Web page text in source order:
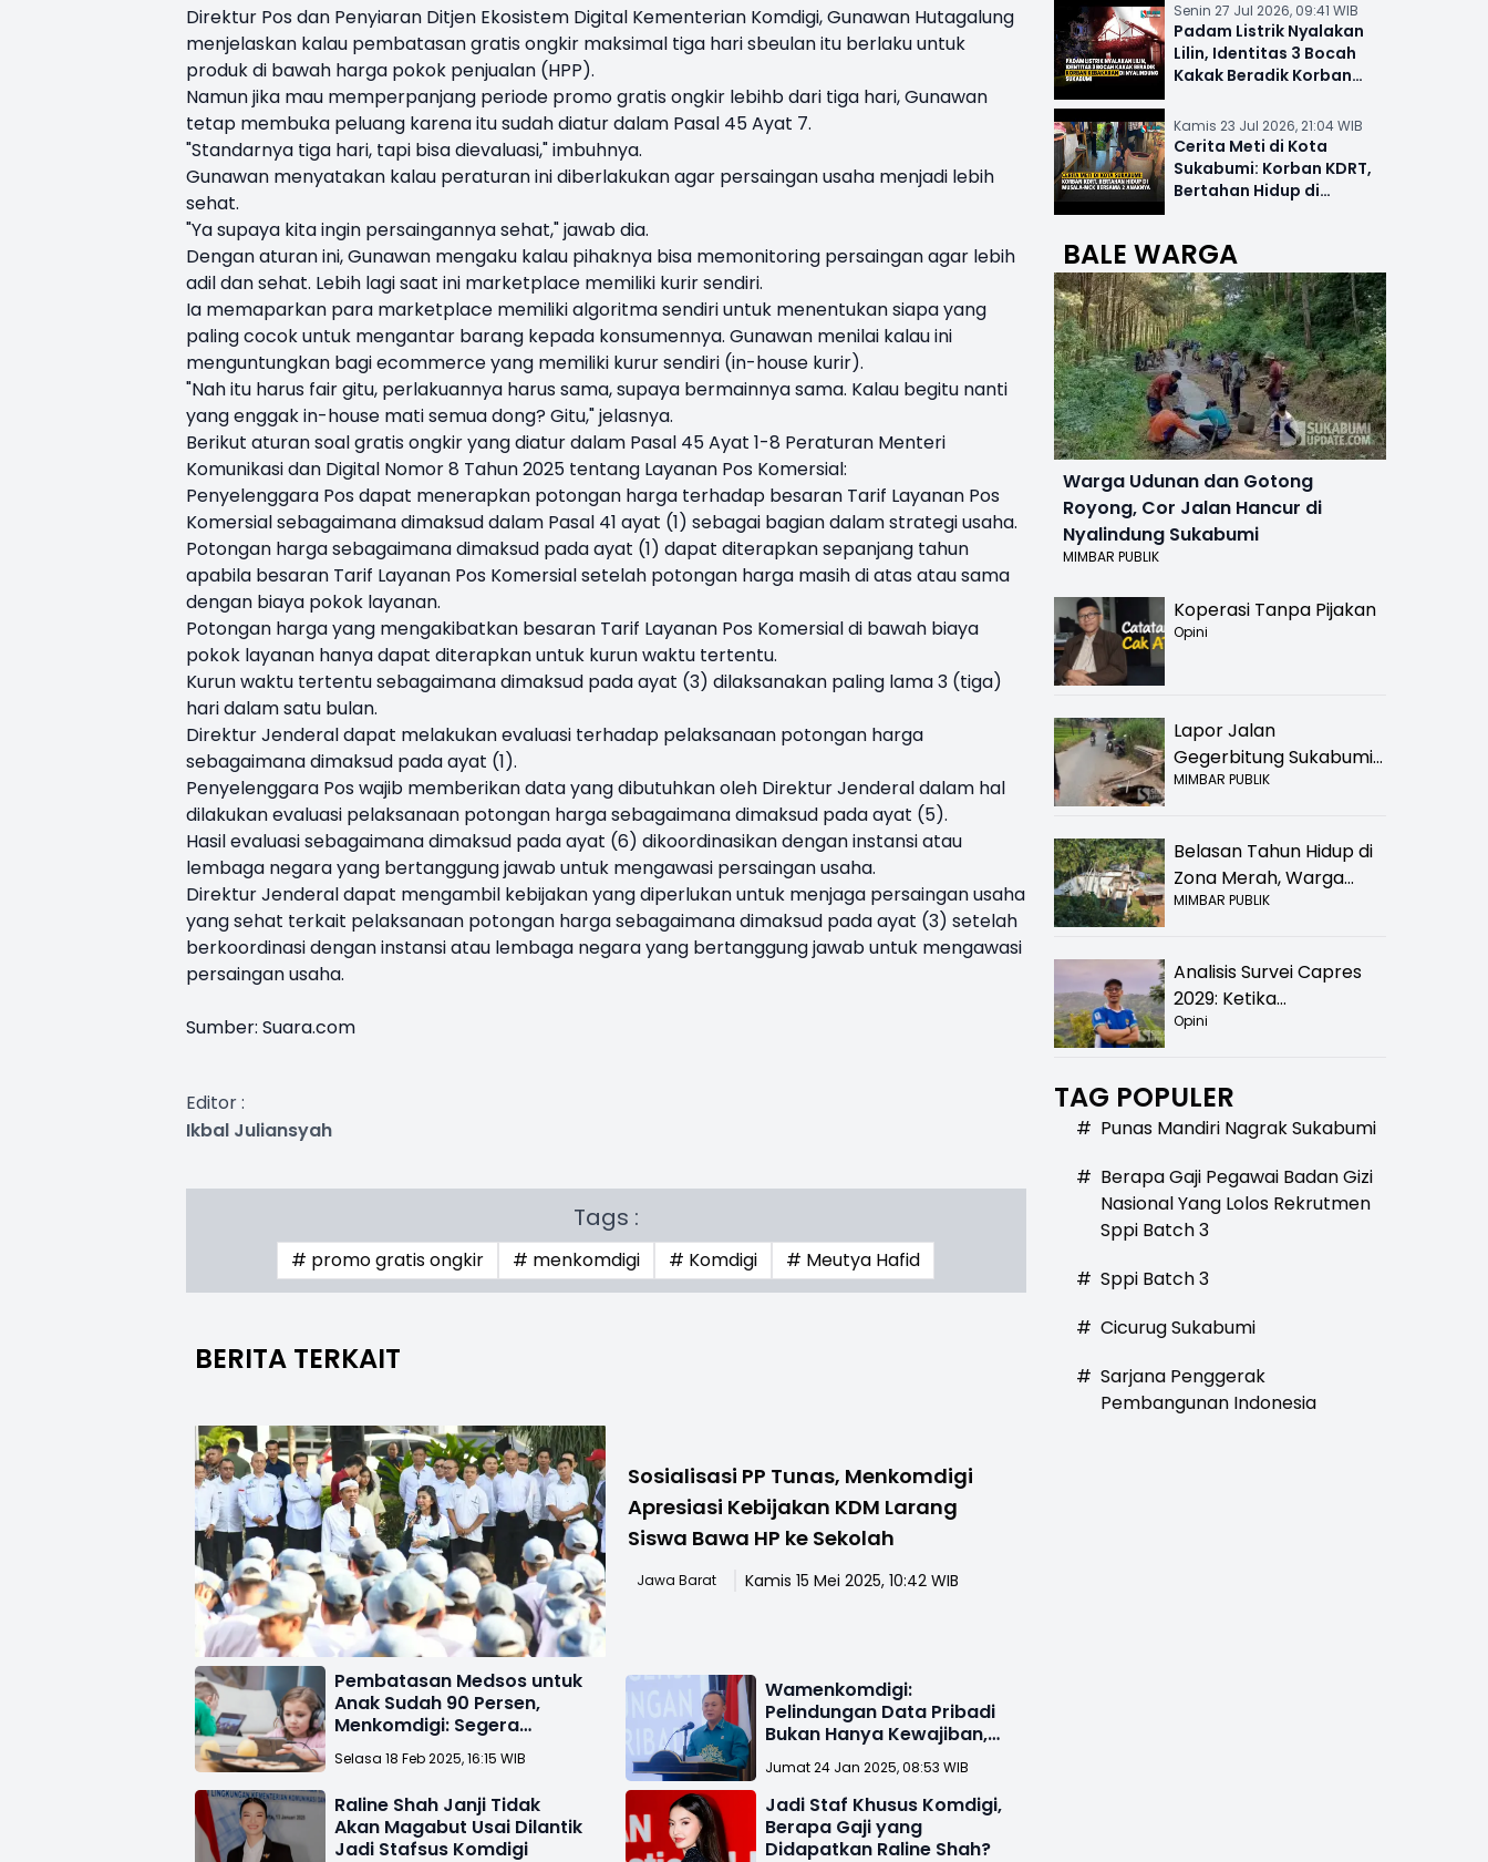
Direktur Pos dan Penyiaran Ditjen Ekosistem Digital Kementerian Komdigi, Gunawan Hutagalung
menjelaskan kalau pembatasan gratis ongkir maksimal tiga hari sbeulan itu berlaku untuk
produk di bawah harga pokok penjualan (HPP).
Namun jika mau memperpanjang periode promo gratis ongkir lebihb dari tiga hari, Gunawan
tetap membuka peluang karena itu sudah diatur dalam Pasal 45 Ayat 7.
"Standarnya tiga hari, tapi bisa dievaluasi," imbuhnya.
Gunawan menyatakan kalau peraturan ini diberlakukan agar persaingan usaha menjadi lebih
sehat.
"Ya supaya kita ingin persaingannya sehat," jawab dia.
Dengan aturan ini, Gunawan mengaku kalau pihaknya bisa memonitoring persaingan agar lebih
adil dan sehat. Lebih lagi saat ini marketplace memiliki kurir sendiri.
Ia memaparkan para marketplace memiliki algoritma sendiri untuk menentukan siapa yang
paling cocok untuk mengantar barang kepada konsumennya. Gunawan menilai kalau ini
menguntungkan bagi ecommerce yang memiliki kurur sendiri (in-house kurir).
"Nah itu harus fair gitu, perlakuannya harus sama, supaya bermainnya sama. Kalau begitu nanti
yang enggak in-house mati semua dong? Gitu," jelasnya.
Berikut aturan soal gratis ongkir yang diatur dalam Pasal 45 Ayat 1-8 Peraturan Menteri
Komunikasi dan Digital Nomor 8 Tahun 2025 tentang Layanan Pos Komersial:
Penyelenggara Pos dapat menerapkan potongan harga terhadap besaran Tarif Layanan Pos
Komersial sebagaimana dimaksud dalam Pasal 41 ayat (1) sebagai bagian dalam strategi usaha.
Potongan harga sebagaimana dimaksud pada ayat (1) dapat diterapkan sepanjang tahun
apabila besaran Tarif Layanan Pos Komersial setelah potongan harga masih di atas atau sama
dengan biaya pokok layanan.
Potongan harga yang mengakibatkan besaran Tarif Layanan Pos Komersial di bawah biaya
pokok layanan hanya dapat diterapkan untuk kurun waktu tertentu.
Kurun waktu tertentu sebagaimana dimaksud pada ayat (3) dilaksanakan paling lama 3 (tiga)
hari dalam satu bulan.
Direktur Jenderal dapat melakukan evaluasi terhadap pelaksanaan potongan harga
sebagaimana dimaksud pada ayat (1).
Penyelenggara Pos wajib memberikan data yang dibutuhkan oleh Direktur Jenderal dalam hal
dilakukan evaluasi pelaksanaan potongan harga sebagaimana dimaksud pada ayat (5).
Hasil evaluasi sebagaimana dimaksud pada ayat (6) dikoordinasikan dengan instansi atau
lembaga negara yang bertanggung jawab untuk mengawasi persaingan usaha.
Direktur Jenderal dapat mengambil kebijakan yang diperlukan untuk menjaga persaingan usaha
yang sehat terkait pelaksanaan potongan harga sebagaimana dimaksud pada ayat (3) setelah
berkoordinasi dengan instansi atau lembaga negara yang bertanggung jawab untuk mengawasi
persaingan usaha.
Sumber: Suara.com
Editor :
Ikbal Juliansyah
Tags :
# promo gratis ongkir # menkomdigi # Komdigi # Meutya Hafid
BERITA TERKAIT
Sosialisasi PP Tunas, Menkomdigi
Apresiasi Kebijakan KDM Larang
Siswa Bawa HP ke Sekolah
Jawa Barat Kamis 15 Mei 2025, 10:42 WIB
Pembatasan Medsos untuk
Anak Sudah 90 Persen,
Menkomdigi: Segera
Diresmikan Prabowo
Selasa 18 Feb 2025, 16:15 WIB
Wamenkomdigi:
Pelindungan Data Pribadi
Bukan Hanya Kewajiban,
Tapi Kebutuhan
Jumat 24 Jan 2025, 08:53 WIB
Raline Shah Janji Tidak
Akan Magabut Usai Dilantik
Jadi Stafsus Komdigi
Jadi Staf Khusus Komdigi,
Berapa Gaji yang
Didapatkan Raline Shah?
Senin 27 Jul 2026, 09:41 WIB
Padam Listrik Nyalakan
Lilin, Identitas 3 Bocah
Kakak Beradik Korban
Kamis 23 Jul 2026, 21:04 WIB
Cerita Meti di Kota
Sukabumi: Korban KDRT,
Bertahan Hidup di
BALE WARGA
Warga Udunan dan Gotong
Royong, Cor Jalan Hancur di
Nyalindung Sukabumi
MIMBAR PUBLIK
Koperasi Tanpa Pijakan
Opini
Lapor Jalan
Gegerbitung Sukabumi
Bolong! Bahaya Bagi
MIMBAR PUBLIK
Belasan Tahun Hidup di
Zona Merah, Warga
Kampung Nangewer
Relokasi
MIMBAR PUBLIK
Analisis Survei Capres
2029: Ketika
Kepercayaan Menurun,
Opini
TAG POPULER
# Punas Mandiri Nagrak Sukabumi
# Berapa Gaji Pegawai Badan Gizi
Nasional Yang Lolos Rekrutmen
Sppi Batch 3
# Sppi Batch 3
# Cicurug Sukabumi
# Sarjana Penggerak
Pembangunan Indonesia